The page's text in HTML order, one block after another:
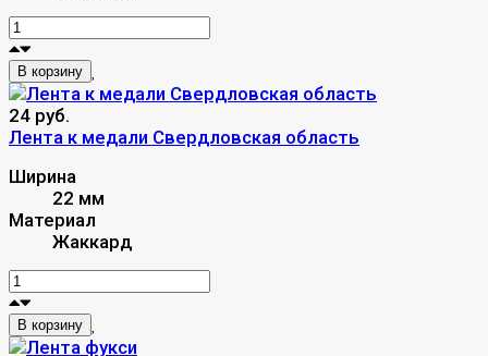
В корзину
24 руб.
Лента к медали Свердловская область
Ширина
22 мм
Материал
Жаккард
В корзину